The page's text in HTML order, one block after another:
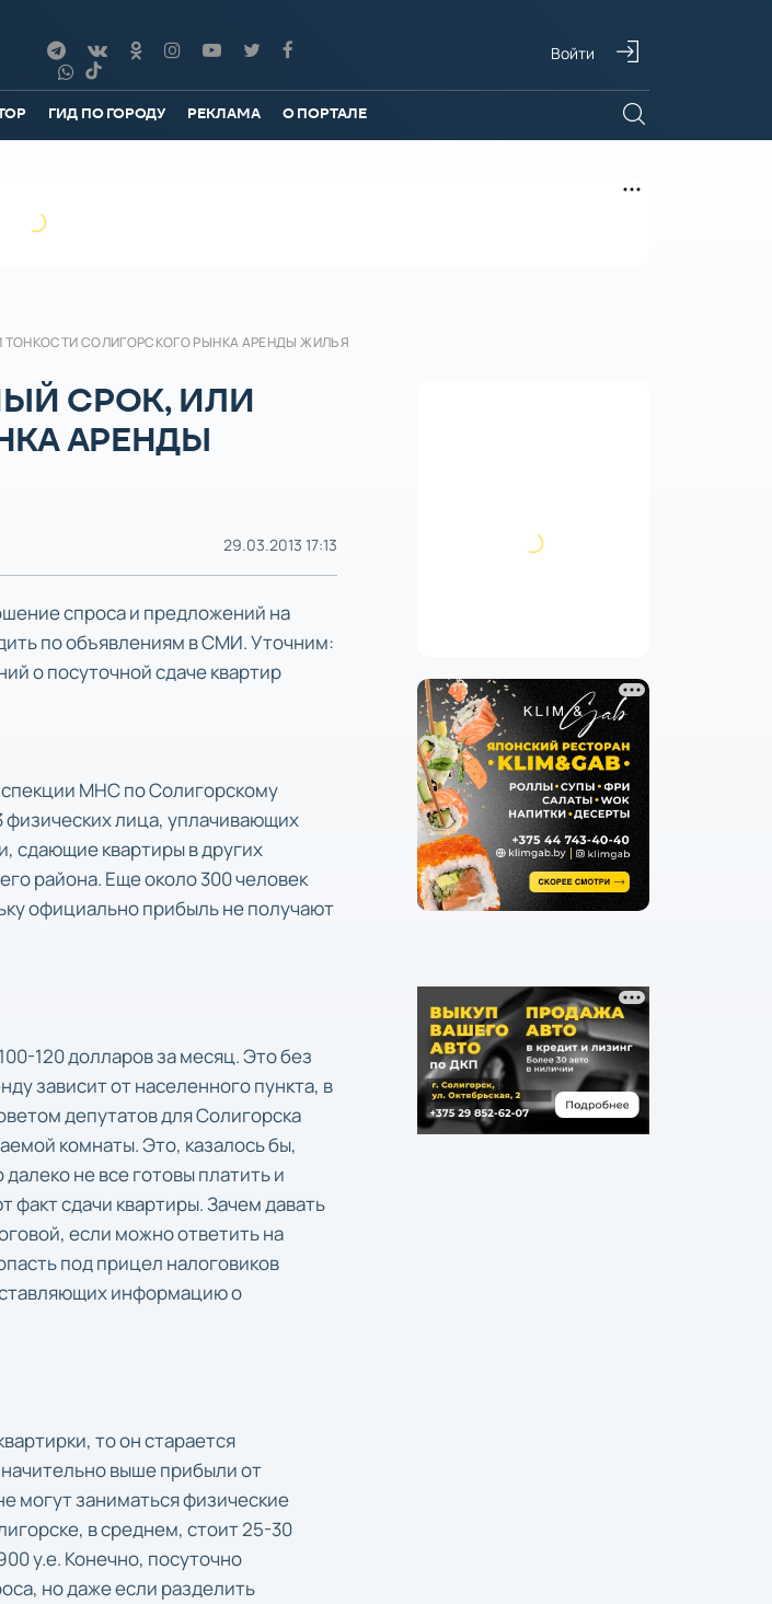
Войти
ГИД ПО ГОРОДУ РЕКЛАМА О ПОРТАЛЕ
СОЛИГОРСКОГО РЫНКА АРЕНДЫ ЖИЛЬЯ
СРОК, ИЛИ
АРЕНДЫ
29.03.2013 17:13
спроса и предложений на
по объявлениям в СМИ. Уточним:
о посуточной сдаче квартир
МНС по Солигорскому
физических лица, уплачивающих
сдающие квартиры в других
района. Еще около 300 человек
официально прибыль не получают
120 долларов за месяц. Это без
зависит от населенного пункта, в
депутатов для Солигорска
комнаты. Это, казалось бы,
не все готовы платить и
факт сдачи квартиры. Зачем давать
если можно ответить на
под прицел налоговиков
информацию о
то он старается
выше прибыли от
могут заниматься физические
в среднем, стоит 25-30
у.е. Конечно, посуточно
но даже если разделить